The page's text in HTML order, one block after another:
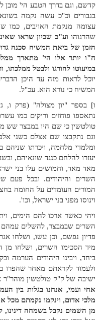
קדשם, וגם בדרך הטבע הי' מובן
בגבורים וכ"כ עשה נקמה
עצומה מנקמת האויבים, כמו
שהרגוהו וע"כ שכיון שראו
הזמן של ביאת המשיח סכנה
ח"ו יותר אלו הי' מתארך
במיעוטו להורגו ולבטל ממלכתו,
יוכל לראות מזה עד היכן
המשיח כי נורא הוא.‏ עכ"ל.
ו] בספר "יון מצולה" (פרק ו,
נתאספו פוחזים וריקים כמו
טולטשין כי שם היו במבצר שש
וגם נתקבצו שם אצלם כשני
ומלמדי מלחמה, ויכרתו שניהם
יעזרו להלחם כנגד שונאיהם,
מאד מאד, וחמושים עלו בני
השרים והיהודים. ובכל פעם
המורים העומדים על החומה
וינוסו מפני בני ישראל, וכו'.
ויהי כאשר ארכו להם הימים,
השרים שבמבצר, להשלים עמהם
פדיון נפשם, וכן עשו, ושלחו
מיד הסכימו השרים, ושלחו מן
ביחד, ויבינו היהודים הערמה
ולעמוד לקראתם מאחר שהפרו
ישיבה של ק"ק טולטשין מוהר"ר
אחי ועמי, אנחנו בגלות בין
מלכי אדום, וינקמו נקמתם מכל
מן השמים נקבל בשמחה